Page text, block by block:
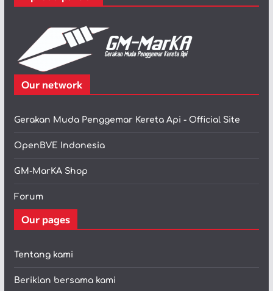
Our network
Gerakan Muda Penggemar Kereta Api - Official Site
OpenBVE Indonesia
GM-MarKA Shop
Forum
Our pages
Tentang kami
Beriklan bersama kami